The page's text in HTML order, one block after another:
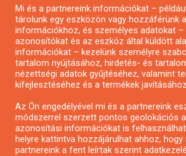
Pályázatírás civil szervezeteknek
Pályázatírás önkormányzatoknak
Pályázatfigyelés
Specifikus pályázatfigyelés vagy hírlevél
Pályázatok magánszemélyeknek
Mi és a partnereink információkat –
tárolunk egy eszközön vagy hozzáférünk
információkhoz, és személyes adatokat –
azonosítókat és az eszköz által küldött
információkat – kezelünk személyre
tartalom nyújtásához, hirdetés- és
nézettségi adatok gyűjtéséhez, valamint
kifejlesztéséhez és a termékek
Az Ön engedélyével mi és a partnereink
módszerrel szerzett pontos geolokációs
azonosítási információkat is
helyre kattintva hozzájárulhat ahhoz, hogy
partnereink a fent leírtak szerint